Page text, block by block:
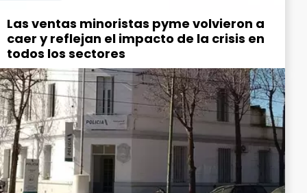
Las ventas minoristas pyme volvieron a
caer y reflejan el impacto de la crisis en
todos los sectores